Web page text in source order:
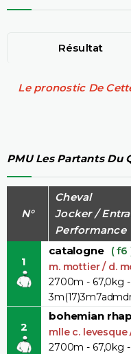
Résultat
Le pronostic De
PMU Les Partants Du
N°
Cheval
Jocker /
Performance
1
catalogne ( f6
m. mottier / d.
2700m - 67,0kg
2
bohemian
mlle c.
2700m - 67,0kg